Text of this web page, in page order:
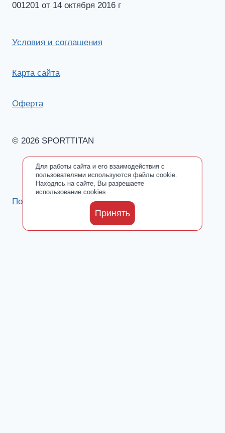
001201 от 14 октября 2016 г
Условия и соглашения
Карта сайта
Оферта
© 2026 SPORTTITAN
Политика обработки персональных данных
Для работы сайта и его взаимодействия с
пользователями используются файлы cookie.
Находясь на сайте, Вы разрешаете
использование cookies
Принять